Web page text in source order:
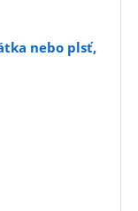
nebo plsť,